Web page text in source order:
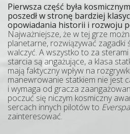
Pierwsza część była
poszedł w stronę bardziej
opowiadania historii i rozwoju
Najważniejsze, że w tej grze
planetarne, rozwiązywać
walczyć. A wszystko to za
starcia są angażujące, a klasa
mają faktyczny wpływ na
manewrowanie statkiem nie jest
i wymaga od gracza
poczuć się niczym kosmiczny
sercach innych pilotów to
zainteresować.